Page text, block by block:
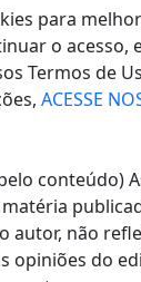
para
o acesso,
Termos de
ACESSE
conteúdo)
autor, não
opiniões do